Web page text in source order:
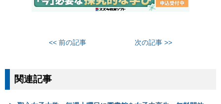
<< 前の記事 次の記事 >>
関連記事